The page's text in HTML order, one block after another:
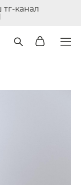
канал